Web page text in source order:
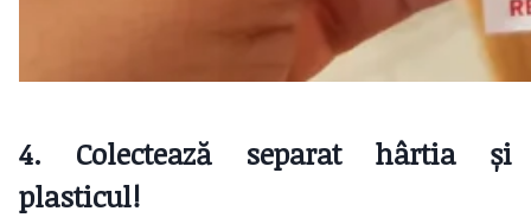
4. Colectează separat hârtia și
plasticul!